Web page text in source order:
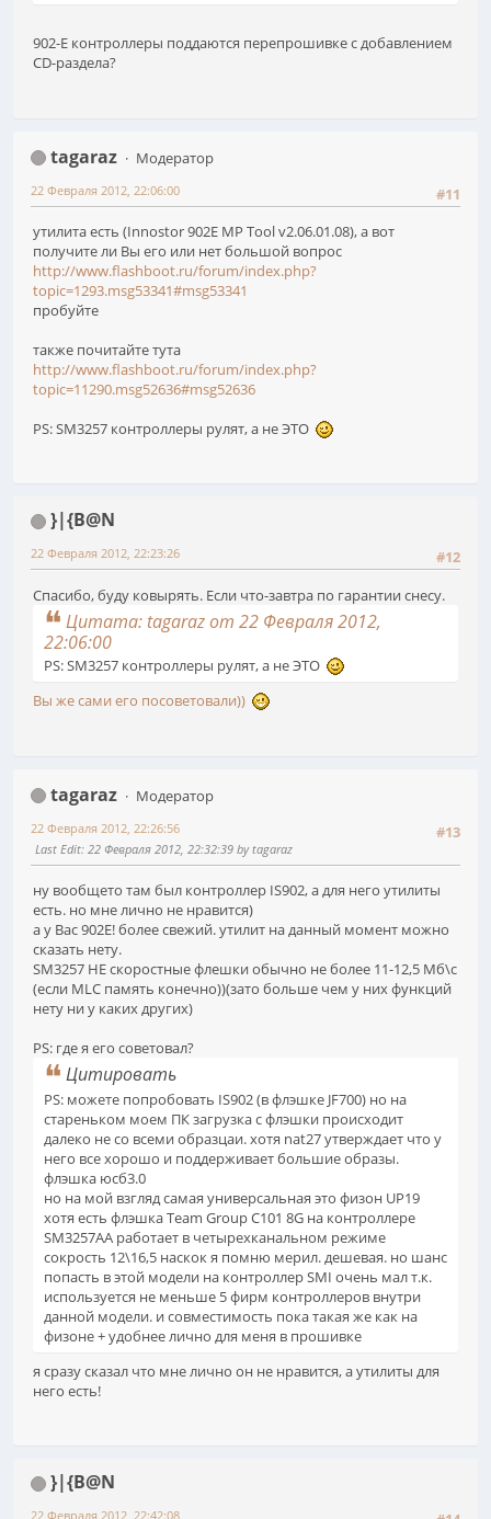
902-Е контроллеры поддаются перепрошивке с добавлением
CD-раздела?
tagaraz
Модератор
#11
22 Февраля 2012, 22:06:00
утилита есть (Innostor 902E MP Tool v2.06.01.08), а вот
получите ли Вы его или нет большой вопрос
http://www.flashboot.ru/forum/index.php?
topic=1293.msg53341#msg53341
пробуйте
также почитайте тута
http://www.flashboot.ru/forum/index.php?
topic=11290.msg52636#msg52636
PS: SM3257 контроллеры рулят, а не ЭТО
}|{B@N
#12
22 Февраля 2012, 22:23:26
Спасибо, буду ковырять. Если что-завтра по гарантии снесу.
Цитата: tagaraz от 22 Февраля 2012,
22:06:00
PS: SM3257 контроллеры рулят, а не ЭТО
Вы же сами его посоветовали))
tagaraz
Модератор
#13
22 Февраля 2012, 22:26:56
Last Edit: 22 Февраля 2012, 22:32:39 by tagaraz
ну вообщето там был контроллер IS902, а для него утилиты
есть. но мне лично не нравится)
а у Вас 902E! более свежий. утилит на данный момент можно
сказать нету.
SM3257 НЕ скоростные флешки обычно не более 11-12,5 Мб\с
(если MLC память конечно))(зато больше чем у них функций
нету ни у каких других)
PS: где я его советовал?
Цитировать
PS: можете попробовать IS902 (в флэшке JF700) но на
стареньком моем ПК загрузка с флэшки происходит
далеко не со всеми образцаи. хотя nat27 утверждает что у
него все хорошо и поддерживает большие образы.
флэшка юсб3.0
но на мой взгляд самая универсальная это физон UP19
хотя есть флэшка Team Group C101 8G на контроллере
SM3257AA работает в четырехканальном режиме
сокрость 12\16,5 наскок я помню мерил. дешевая. но шанс
попасть в этой модели на контроллер SMI очень мал т.к.
используется не меньше 5 фирм контроллеров внутри
данной модели. и совместимость пока такая же как на
физоне + удобнее лично для меня в прошивке
я сразу сказал что мне лично он не нравится, а утилиты для
него есть!
}|{B@N
22 Февраля 2012, 22:42:08